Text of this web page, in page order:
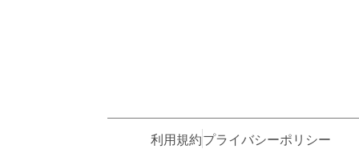
利用規約プライバシーポリシー